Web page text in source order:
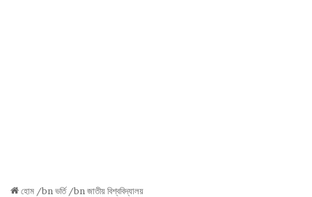
হোম /bn ভর্তি /bn জাতীয় বিশ্ববিদ্যালয়